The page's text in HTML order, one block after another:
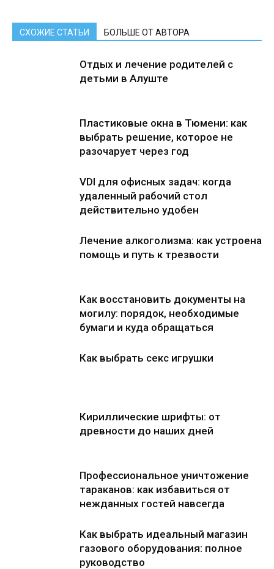
СХОЖИЕ СТАТЬИ БОЛЬШЕ ОТ АВТОРА
Отдых и лечение родителей с
детьми в Алуште
Пластиковые окна в Тюмени: как
выбрать решение, которое не
разочарует через год
VDI для офисных задач: когда
удаленный рабочий стол
действительно удобен
Лечение алкоголизма: как устроена
помощь и путь к трезвости
Как восстановить документы на
могилу: порядок, необходимые
бумаги и куда обращаться
Как выбрать секс игрушки
Кириллические шрифты: от
древности до наших дней
Профессиональное уничтожение
тараканов: как избавиться от
нежданных гостей навсегда
Как выбрать идеальный магазин
газового оборудования: полное
руководство